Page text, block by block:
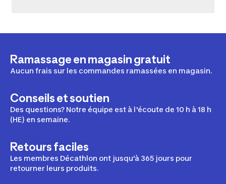
Ramassage en magasin gratuit
Aucun frais sur les commandes ramassées en magasin.
Conseils et soutien
Des questions? Notre équipe est à l'écoute de 10 h à 18 h
(HE) en semaine.
Retours faciles
Les membres Décathlon ont jusqu'à 365 jours pour
retourner leurs produits.